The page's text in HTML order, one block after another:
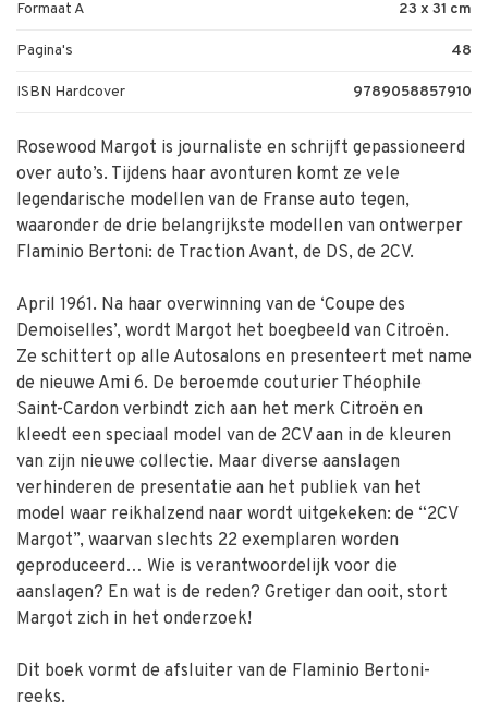
Formaat A 23 x 31 cm
Pagina's 48
ISBN Hardcover 9789058857910
Rosewood Margot is journaliste en schrijft gepassioneerd
over auto’s. Tijdens haar avonturen komt ze vele
legendarische modellen van de Franse auto tegen,
waaronder de drie belangrijkste modellen van ontwerper
Flaminio Bertoni: de Traction Avant, de DS, de 2CV.
April 1961. Na haar overwinning van de ‘Coupe des
Demoiselles’, wordt Margot het boegbeeld van Citroën.
Ze schittert op alle Autosalons en presenteert met name
de nieuwe Ami 6. De beroemde couturier Théophile
Saint-Cardon verbindt zich aan het merk Citroën en
kleedt een speciaal model van de 2CV aan in de kleuren
van zijn nieuwe collectie. Maar diverse aanslagen
verhinderen de presentatie aan het publiek van het
model waar reikhalzend naar wordt uitgekeken: de “2CV
Margot”, waarvan slechts 22 exemplaren worden
geproduceerd… Wie is verantwoordelijk voor die
aanslagen? En wat is de reden? Gretiger dan ooit, stort
Margot zich in het onderzoek!
Dit boek vormt de afsluiter van de Flaminio Bertoni-
reeks.